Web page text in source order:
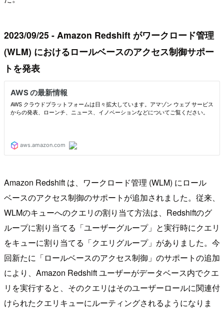
2023/09/25 - Amazon Redshift がワークロード管理
(WLM) におけるロールベースのアクセス制御サポー
トを発表
Amazon Redshift は、ワークロード管理 (WLM) にロール
ベースのアクセス制御のサポートが追加されました。従来、
WLMのキューへのクエリの割り当て方法は、Redshiftのグ
ループに割り当てる「ユーザーグループ」と実行時にクエリ
をキューに割り当てる「クエリグループ」がありました。今
回新たに「ロールベースのアクセス制御」のサポートの追加
により、Amazon Redshift ユーザーがデータベース内でクエ
リを実行すると、そのクエリはそのユーザーロールに関連付
けられたクエリキューにルーティングされるようになりま